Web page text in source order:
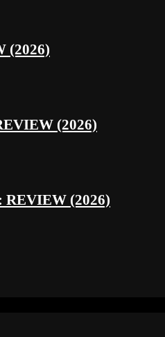
(2026)
(2026)
REVIEW (2026)